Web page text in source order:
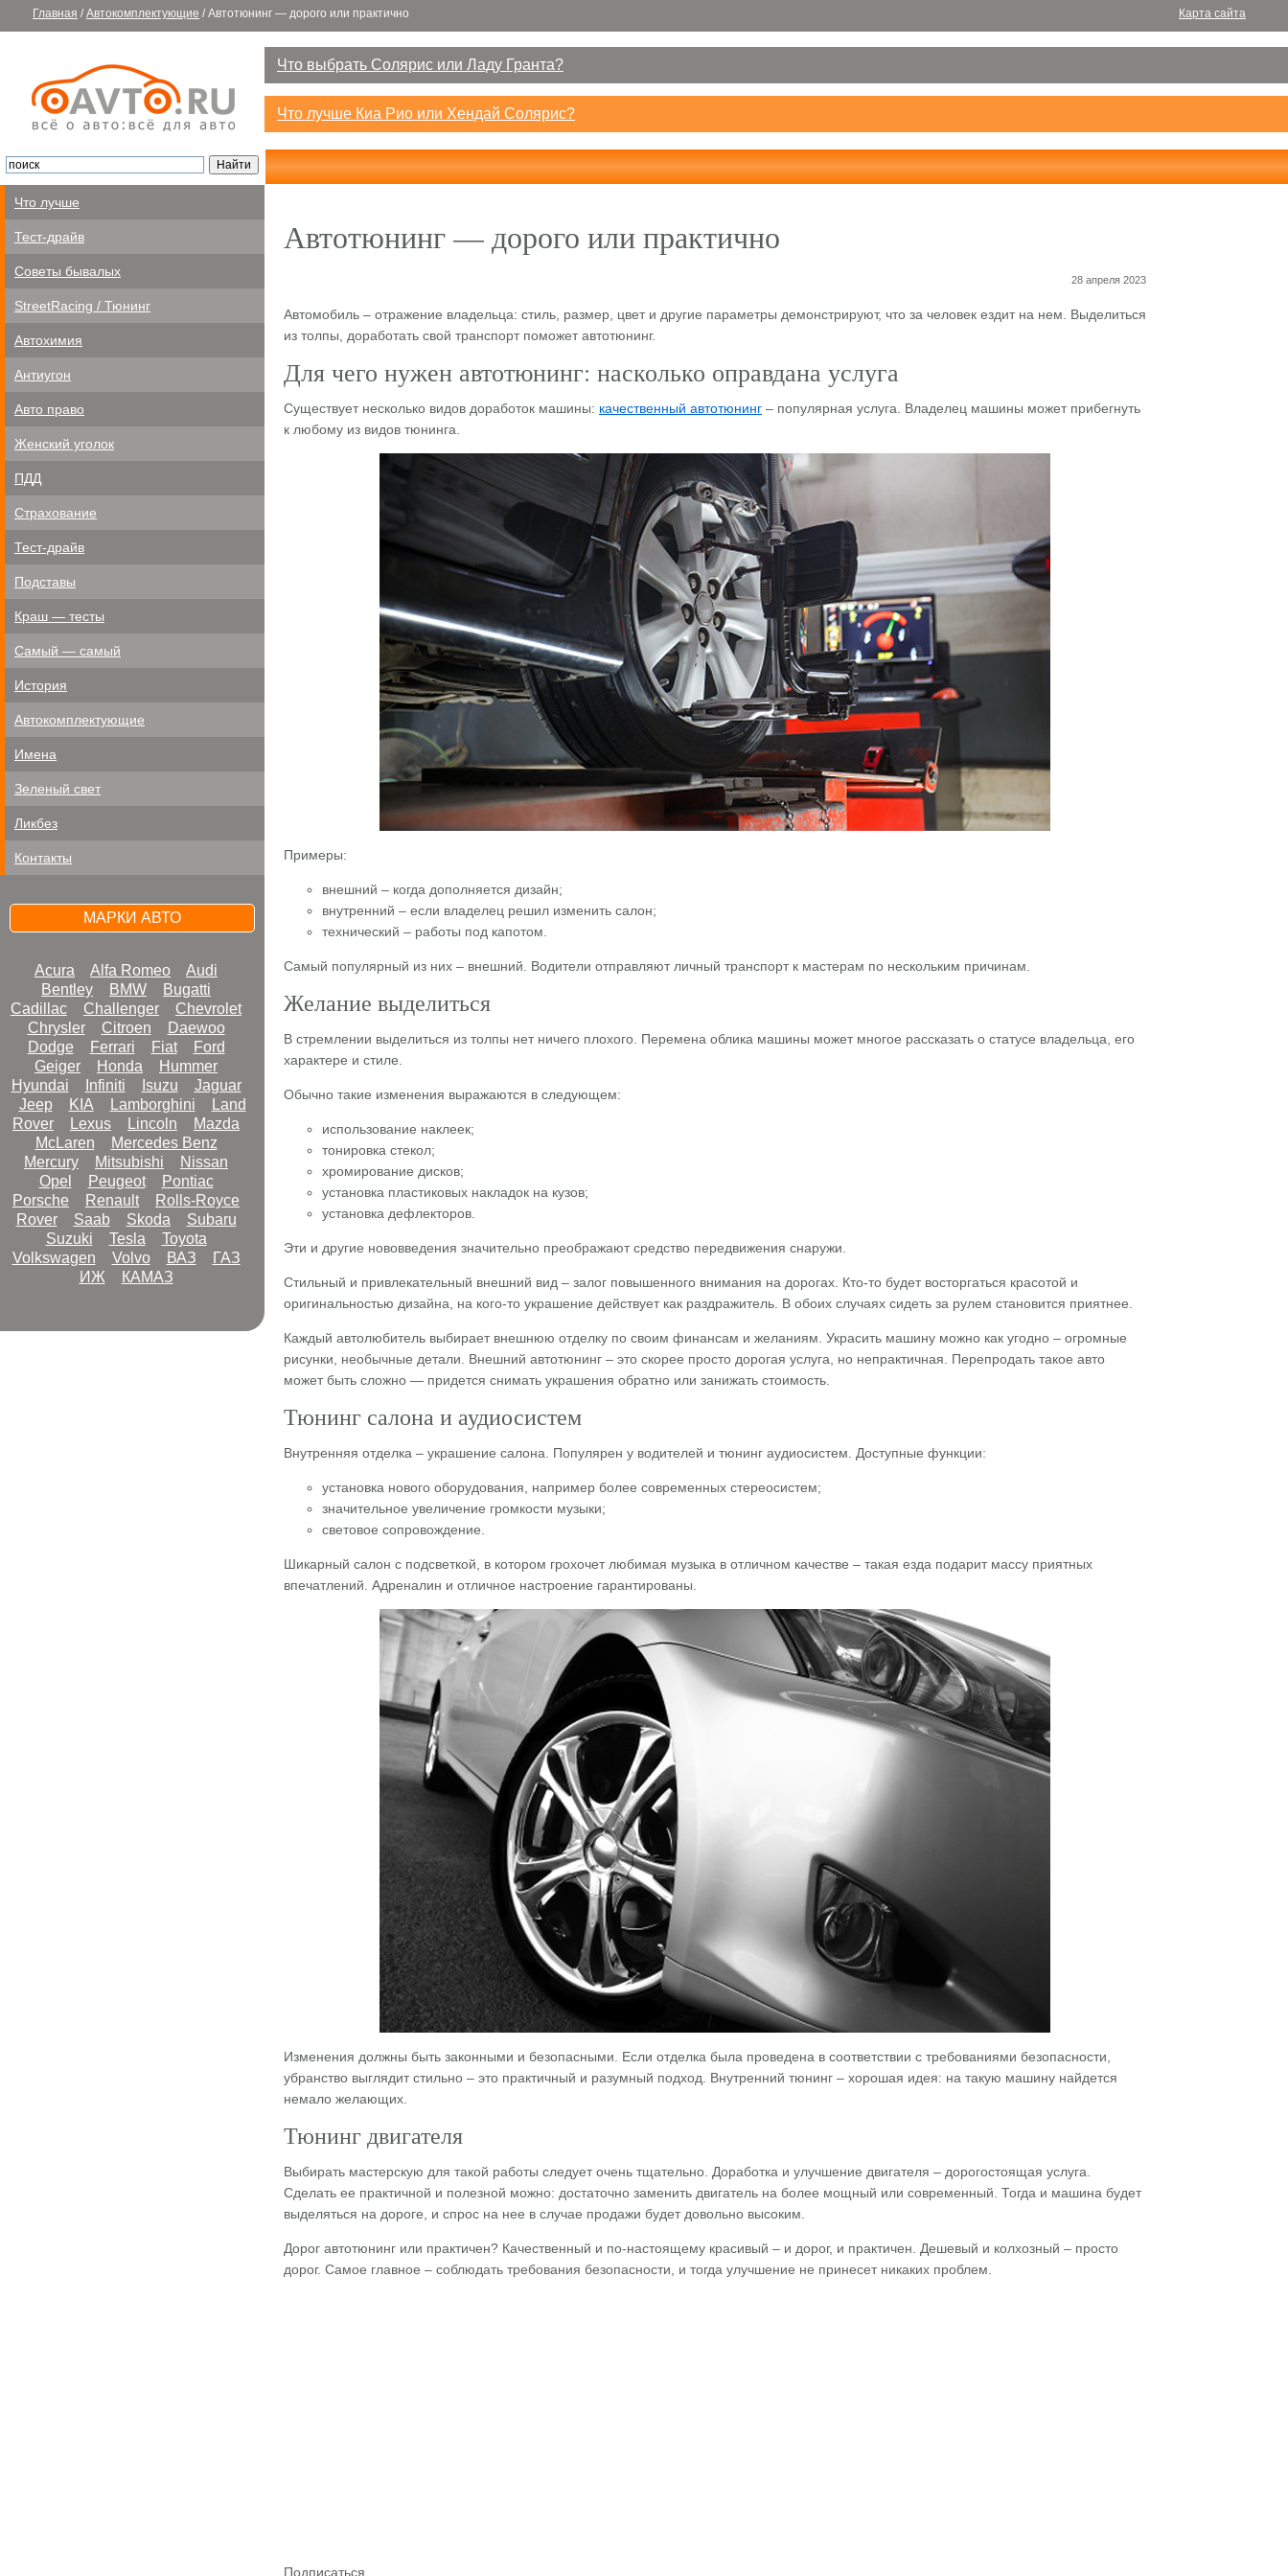
Главная / Автокомплектующие / Автотюнинг — дорого или практично Карта сайта
Что выбрать Солярис или Ладу Гранта?
Что лучше Киа Рио или Хендай Солярис?
Что лучше
Тест-драйв
Советы бывалых
StreetRacing / Тюнинг
Автохимия
Антиугон
Авто право
Женский уголок
ПДД
Страхование
Тест-драйв
Подставы
Краш — тесты
Самый — самый
История
Автокомплектующие
Имена
Зеленый свет
Ликбез
Контакты
МАРКИ АВТО
Acura Alfa Romeo
Audi
Bentley
BMW
Bugatti
Cadillac
Challenger
Chevrolet
Chrysler
Citroen
Daewoo
Dodge
Ferrari Fiat
Ford
Geiger
Honda
Hummer
Hyundai
Infiniti Isuzu
Jaguar
Jeep
KIA Lamborghini
Land
Rover
Lexus Lincoln
Mazda
McLaren
Mercedes Benz
Mercury
Mitsubishi
Nissan
Opel
Peugeot
Pontiac
Porsche
Renault
Rolls-Royce
Rover
Saab Skoda
Subaru
Suzuki
Tesla
Toyota
Volkswagen
Volvo ВАЗ
ГАЗ
ИЖ
КАМАЗ
Автотюнинг — дорого или практично
28 апреля 2023
Автомобиль – отражение владельца: стиль, размер, цвет и другие параметры демонстрируют, что за человек ездит на нем. Выделиться
из толпы, доработать свой транспорт поможет автотюнинг.
Для чего нужен автотюнинг: насколько оправдана услуга
Существует несколько видов доработок машины: качественный автотюнинг – популярная услуга. Владелец машины может прибегнуть
к любому из видов тюнинга.
Примеры:
внешний – когда дополняется дизайн;
внутренний – если владелец решил изменить салон;
технический – работы под капотом.
Самый популярный из них – внешний. Водители отправляют личный транспорт к мастерам по нескольким причинам.
Желание выделиться
В стремлении выделиться из толпы нет ничего плохого. Перемена облика машины может многое рассказать о статусе владельца, его
характере и стиле.
Обычно такие изменения выражаются в следующем:
использование наклеек;
тонировка стекол;
хромирование дисков;
установка пластиковых накладок на кузов;
установка дефлекторов.
Эти и другие нововведения значительно преображают средство передвижения снаружи.
Стильный и привлекательный внешний вид – залог повышенного внимания на дорогах. Кто-то будет восторгаться красотой и
оригинальностью дизайна, на кого-то украшение действует как раздражитель. В обоих случаях сидеть за рулем становится приятнее.
Каждый автолюбитель выбирает внешнюю отделку по своим финансам и желаниям. Украсить машину можно как угодно – огромные
рисунки, необычные детали. Внешний автотюнинг – это скорее просто дорогая услуга, но непрактичная. Перепродать такое авто
может быть сложно — придется снимать украшения обратно или занижать стоимость.
Тюнинг салона и аудиосистем
Внутренняя отделка – украшение салона. Популярен у водителей и тюнинг аудиосистем. Доступные функции:
установка нового оборудования, например более современных стереосистем;
значительное увеличение громкости музыки;
световое сопровождение.
Шикарный салон с подсветкой, в котором грохочет любимая музыка в отличном качестве – такая езда подарит массу приятных
впечатлений. Адреналин и отличное настроение гарантированы.
Изменения должны быть законными и безопасными. Если отделка была проведена в соответствии с требованиями безопасности,
убранство выглядит стильно – это практичный и разумный подход. Внутренний тюнинг – хорошая идея: на такую машину найдется
немало желающих.
Тюнинг двигателя
Выбирать мастерскую для такой работы следует очень тщательно. Доработка и улучшение двигателя – дорогостоящая услуга.
Сделать ее практичной и полезной можно: достаточно заменить двигатель на более мощный или современный. Тогда и машина будет
выделяться на дороге, и спрос на нее в случае продажи будет довольно высоким.
Дорог автотюнинг или практичен? Качественный и по-настоящему красивый – и дорог, и практичен. Дешевый и колхозный – просто
дорог. Самое главное – соблюдать требования безопасности, и тогда улучшение не принесет никаких проблем.
Подписаться